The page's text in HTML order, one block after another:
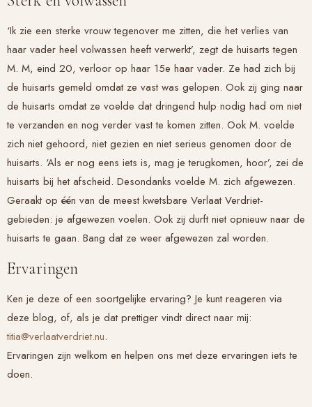
‘Ik zie een sterke vrouw tegenover me zitten, die het verlies van
haar vader heel volwassen heeft verwerkt’, zegt de huisarts tegen
M. M, eind 20, verloor op haar 15e haar vader. Ze had zich bij
de huisarts gemeld omdat ze vast was gelopen. Ook zij ging naar
de huisarts omdat ze voelde dat dringend hulp nodig had om niet
te verzanden en nog verder vast te komen zitten. Ook M. voelde
zich niet gehoord, niet gezien en niet serieus genomen door de
huisarts. ‘Als er nog eens iets is, mag je terugkomen, hoor’, zei de
huisarts bij het afscheid. Desondanks voelde M. zich afgewezen.
Geraakt op één van de meest kwetsbare Verlaat Verdriet-
gebieden: je afgewezen voelen. Ook zij durft niet opnieuw naar de
huisarts te gaan. Bang dat ze weer afgewezen zal worden.
Ervaringen
Ken je deze of een soortgelijke ervaring? Je kunt reageren via
deze blog, of, als je dat prettiger vindt direct naar mij:
titia@verlaatverdriet.nu.
Ervaringen zijn welkom en helpen ons met deze ervaringen iets te
doen.